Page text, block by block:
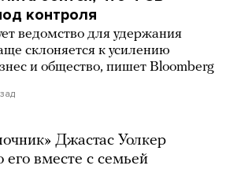
контроля
ведомство для удержания
склоняется к усилению
и общество, пишет Bloomberg
Джастас Уолкер
его вместе с семьей